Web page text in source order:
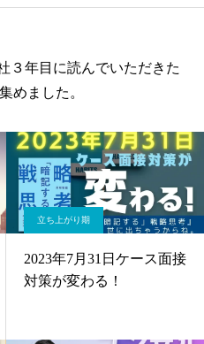
３年目に読んでいただきた
めました。
立ち上がり期
2023年7月31日ケース面接
対策が変わる！